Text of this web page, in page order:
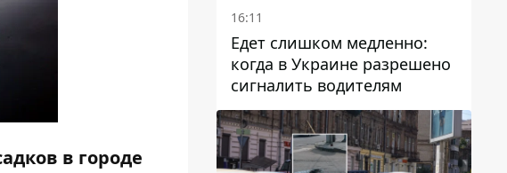
в городе
16:11
Едет слишком медленно:
когда в Украине разрешено
сигналить водителям